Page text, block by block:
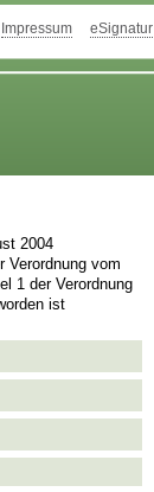
Impressum eSignatur
2004
Verordnung vom
1 der Verordnung
ist